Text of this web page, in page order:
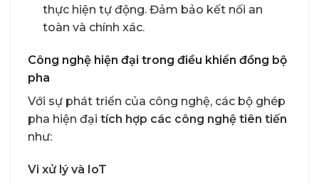
thực hiện tự động. Đảm bảo kết nối an
toàn và chính xác.
Công nghệ hiện đại trong điều khiển đồng bộ
pha
Với sự phát triển của công nghệ, các bộ ghép
pha hiện đại tích hợp các công nghệ tiên tiến
như:
Vi xử lý và IoT